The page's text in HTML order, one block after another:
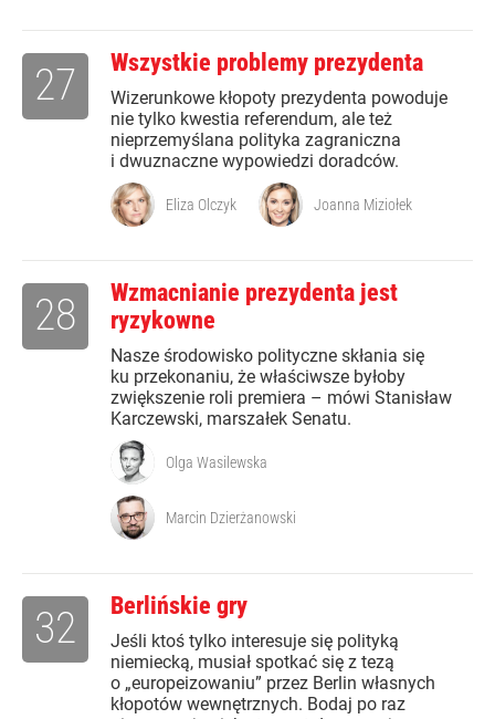
Wszystkie problemy prezydenta
Wizerunkowe kłopoty prezydenta powoduje
nie tylko kwestia referendum, ale też
nieprzemyślana polityka zagraniczna
i dwuznaczne wypowiedzi doradców.
27
Eliza Olczyk Joanna Miziołek
Wzmacnianie prezydenta jest
ryzykowne
Nasze środowisko polityczne skłania się
ku przekonaniu, że właściwsze byłoby
zwiększenie roli premiera – mówi Stanisław
Karczewski, marszałek Senatu.
28
Olga Wasilewska
Marcin Dzierżanowski
Berlińskie gry
Jeśli ktoś tylko interesuje się polityką
niemiecką, musiał spotkać się z tezą
o „europeizowaniu” przez Berlin własnych
kłopotów wewnętrznych. Bodaj po raz
32